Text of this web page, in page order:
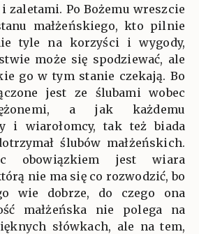
zaletami. Po Bożemu wreszcie
małżeńskiego, kto pilnie
tyle na korzyści i wygody,
może się spodziewać, ale
go w tym stanie czekają. Bo
jest ze ślubami wobec
a jak każdemu
i wiarołomcy, tak też biada
ślubów małżeńskich.
obowiązkiem jest wiara
nie ma się co rozwodzić, bo
wie dobrze, do czego ona
małżeńska nie polega na
słówkach, ale na tem,